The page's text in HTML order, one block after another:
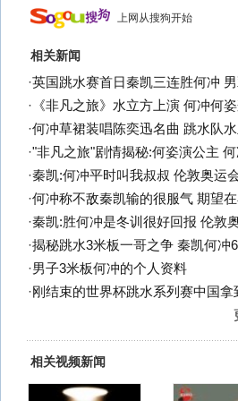
上网从搜狗开始
相关新闻
·英国跳水赛首日秦凯三连胜何冲
· 《非凡之旅》水立方上演 何冲何
·何冲草裙装唱陈奕迅名曲 跳水队
·"非凡之旅"剧情揭秘:何姿演公主 何
·秦凯:何冲平时叫我叔叔 伦敦奥运
·何冲称不敌秦凯输的很服气 期望
·秦凯:胜何冲是冬训很好回报 伦敦
·揭秘跳水3米板一哥之争 秦凯何冲
·男子3米板何冲的个人资料
·刚结束的世界杯跳水系列赛中国拿
相关视频新闻